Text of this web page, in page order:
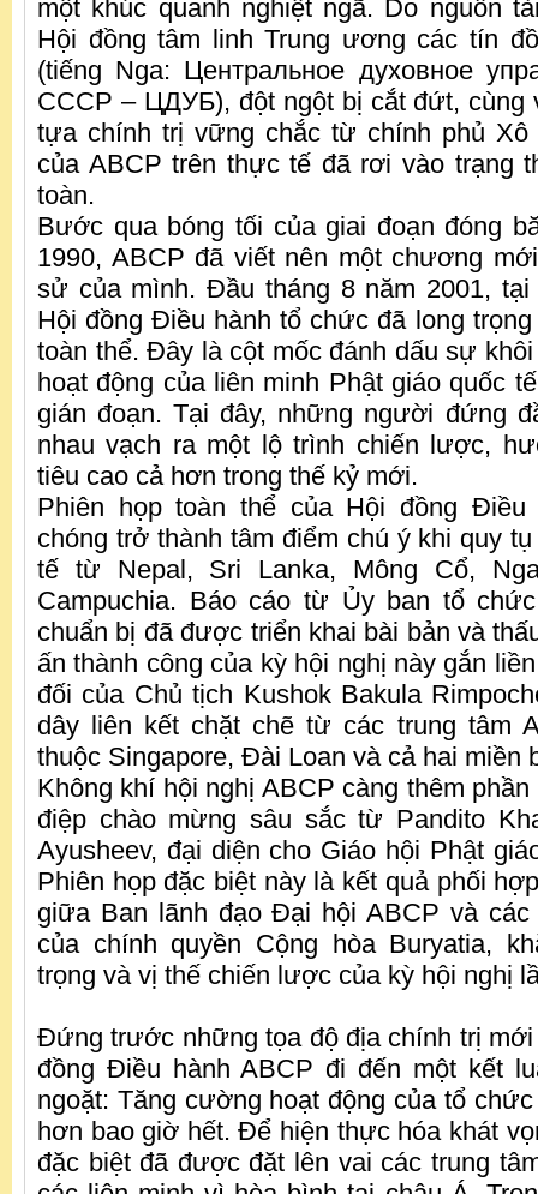
một khúc quanh nghiệt ngã. Do nguồn
Hội đồng tâm linh Trung ương các tín
(tiếng Nga: Центральное духовное
СССР – ЦДУБ), đột ngột bị cắt đứt, cùng
tựa chính trị vững chắc từ chính phủ Xô
của ABCP trên thực tế đã rơi vào trạng
toàn.
Bước qua bóng tối của giai đoạn đóng
1990, ABCP đã viết nên một chương
sử của mình. Đầu tháng 8 năm 2001, tại
Hội đồng Điều hành tổ chức đã long
toàn thể. Đây là cột mốc đánh dấu sự
hoạt động của liên minh Phật giáo quốc
gián đoạn. Tại đây, những người đứng
nhau vạch ra một lộ trình chiến lược,
tiêu cao cả hơn trong thế kỷ mới.
Phiên họp toàn thể của Hội đồng Điều
chóng trở thành tâm điểm chú ý khi quy
tế từ Nepal, Sri Lanka, Mông Cổ,
Campuchia. Báo cáo từ Ủy ban tổ
chuẩn bị đã được triển khai bài bản và
ấn thành công của kỳ hội nghị này gắn
đối của Chủ tịch Kushok Bakula
dây liên kết chặt chẽ từ các trung tâm
thuộc Singapore, Đài Loan và cả hai miền
Không khí hội nghị ABCP càng thêm
điệp chào mừng sâu sắc từ Pandito
Ayusheev, đại diện cho Giáo hội Phật
Phiên họp đặc biệt này là kết quả phối
giữa Ban lãnh đạo Đại hội ABCP và
của chính quyền Cộng hòa Buryatia,
trọng và vị thế chiến lược của kỳ hội nghị
Đứng trước những tọa độ địa chính trị
đồng Điều hành ABCP đi đến một kết
ngoặt: Tăng cường hoạt động của tổ
hơn bao giờ hết. Để hiện thực hóa khát
đặc biệt đã được đặt lên vai các trung